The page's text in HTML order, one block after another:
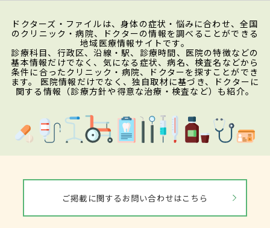
ドクターズ・ファイルは、身体の症状・悩みに合わせ、全国
のクリニック・病院、ドクターの情報を調べることができる
地域医療情報サイトです。
診療科目、行政区、沿線・駅、診療時間、医院の特徴などの
基本情報だけでなく、気になる症状、病名、検査名などから
条件に合ったクリニック・病院、ドクターを探すことができ
ます。 医院情報だけでなく、独自取材に基づき、ドクターに
関する情報（診療方針や得意な治療・検査など）も紹介。
ご掲載に関するお問い合わせはこちら